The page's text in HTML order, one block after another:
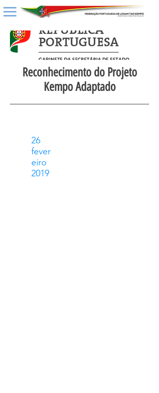
Reconhecimento do Projeto
Kempo Adaptado
26
fever
eiro
2019